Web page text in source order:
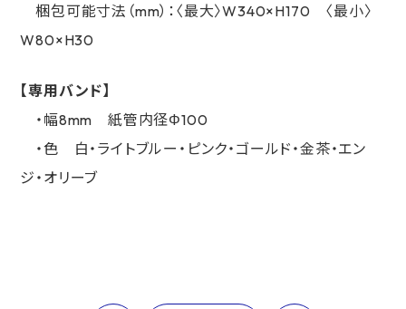
梱包可能寸法（mm）：〈最大〉W340×H170 〈最小〉
W80×H30
【専用バンド】
・幅8mm 紙管内径Φ100
・色 白・ライトブルー・ピンク・ゴールド・金茶・エン
ジ・オリーブ